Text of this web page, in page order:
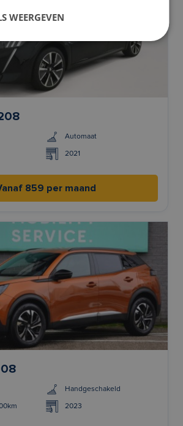
Automaat
2021
859 per maand
Handgeschakeld
2023
WEERGEVEN